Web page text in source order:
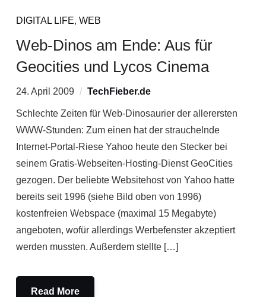
DIGITAL LIFE, WEB
Web-Dinos am Ende: Aus für
Geocities und Lycos Cinema
24. April 2009 TechFieber.de
Schlechte Zeiten für Web-Dinosaurier der allerersten
WWW-Stunden: Zum einen hat der strauchelnde
Internet-Portal-Riese Yahoo heute den Stecker bei
seinem Gratis-Webseiten-Hosting-Dienst GeoCities
gezogen. Der beliebte Websitehost von Yahoo hatte
bereits seit 1996 (siehe Bild oben von 1996)
kostenfreien Webspace (maximal 15 Megabyte)
angeboten, wofür allerdings Werbefenster akzeptiert
werden mussten. Außerdem stellte […]
Read More